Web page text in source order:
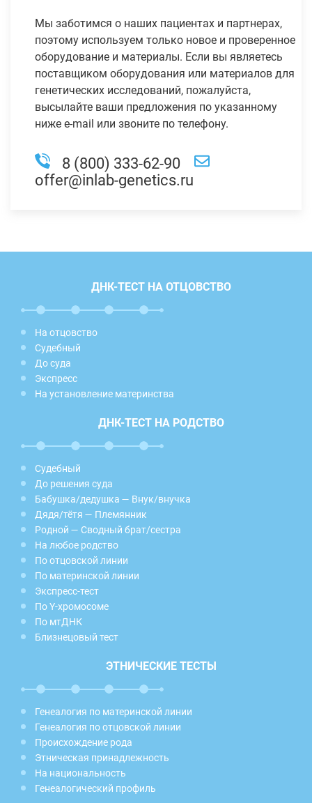
Мы заботимся о наших пациентах и партнерах,
поэтому используем только новое и проверенное
оборудование и материалы. Если вы являетесь
поставщиком оборудования или материалов для
генетических исследований, пожалуйста,
высылайте ваши предложения по указанному
ниже e-mail или звоните по телефону.
8 (800) 333-62-90
offer@inlab-genetics.ru
ДНК-ТЕСТ НА ОТЦОВСТВО
На отцовство
Судебный
До суда
Экспресс
На установление материнства
ДНК-ТЕСТ НА РОДСТВО
Судебный
До решения суда
Бабушка/дедушка — Внук/внучка
Дядя/тётя — Племянник
Родной — Сводный брат/сестра
На любое родство
По отцовской линии
По материнской линии
Экспресс-тест
По Y-хромосоме
По мтДНК
Близнецовый тест
ЭТНИЧЕСКИЕ ТЕСТЫ
Генеалогия по материнской линии
Генеалогия по отцовской линии
Происхождение рода
Этническая принадлежность
На национальность
Генеалогический профиль